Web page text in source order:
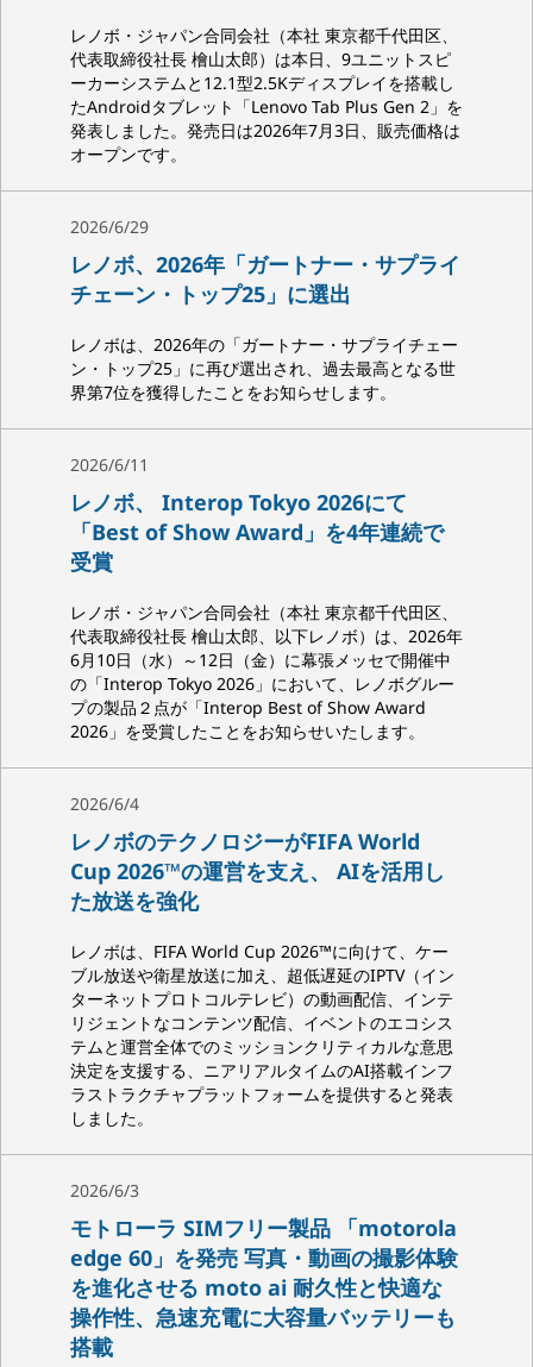
レノボ・ジャパン合同会社（本社 東京都千代田区、
代表取締役社長 檜山太郎）は本日、9ユニットスピ
ーカーシステムと12.1型2.5Kディスプレイを搭載し
たAndroidタブレット「Lenovo Tab Plus Gen 2」を
発表しました。発売日は2026年7月3日、販売価格は
オープンです。
2026/6/29
レノボ、2026年「ガートナー・サプライ
チェーン・トップ25」に選出
レノボは、2026年の「ガートナー・サプライチェー
ン・トップ25」に再び選出され、過去最高となる世
界第7位を獲得したことをお知らせします。
2026/6/11
レノボ、 Interop Tokyo 2026にて
「Best of Show Award」を4年連続で
受賞
レノボ・ジャパン合同会社（本社 東京都千代田区、
代表取締役社長 檜山太郎、以下レノボ）は、2026年
6月10日（水）～12日（金）に幕張メッセで開催中
の「Interop Tokyo 2026」において、レノボグルー
プの製品２点が「Interop Best of Show Award
2026」を受賞したことをお知らせいたします。
2026/6/4
レノボのテクノロジーがFIFA World
Cup 2026™の運営を支え、 AIを活用し
た放送を強化
レノボは、FIFA World Cup 2026™に向けて、ケー
ブル放送や衛星放送に加え、超低遅延のIPTV（イン
ターネットプロトコルテレビ）の動画配信、インテ
リジェントなコンテンツ配信、イベントのエコシス
テムと運営全体でのミッションクリティカルな意思
決定を支援する、ニアリアルタイムのAI搭載インフ
ラストラクチャプラットフォームを提供すると発表
しました。
2026/6/3
モトローラ SIMフリー製品 「motorola
edge 60」を発売 写真・動画の撮影体験
を進化させる moto ai 耐久性と快適な
操作性、急速充電に大容量バッテリーも
搭載